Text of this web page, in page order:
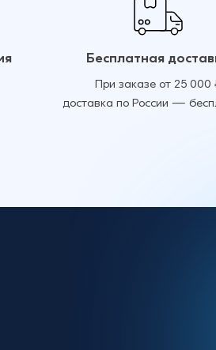
Бесплатная
При заказе от 25 000
доставка по России —